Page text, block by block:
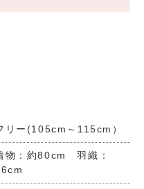
リー(105cm～115cm）
物：約80cm 羽織：